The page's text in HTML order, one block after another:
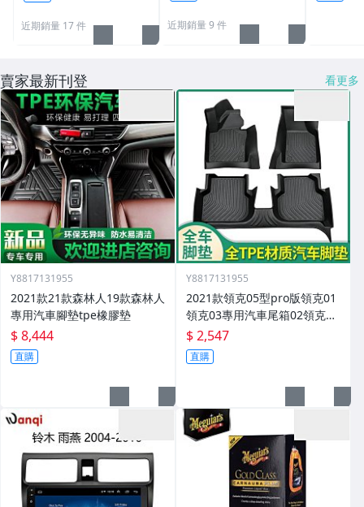
近期銷量 17 件
人♣【K130】
近期銷量 9 件
賣家最新刊登 看更多
Y8817131955
2021款21款森林人19款森林人
專用汽車腳墊tpe橡膠墊
$ 8,444
直購
Y8817131955
2021款領克05型pro版領克01
領克03專用汽車尾箱02領克03
腳墊
$ 2,547
直購